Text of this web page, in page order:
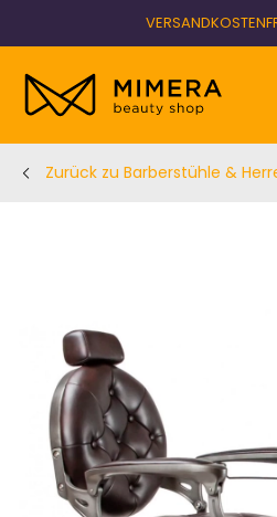
Zurück zu Barberstühle &